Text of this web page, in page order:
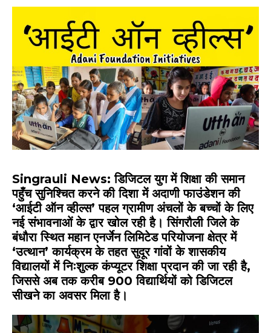
Singrauli News: डिजिटल युग में शिक्षा की समान
पहुँच सुनिश्चित करने की दिशा मेंअदाणी फाउंडेशनकी
‘आईटी ऑन व्हील्स’ पहल ग्रामीण अंचलों के बच्चों के लिए
नई संभावनाओं के द्वार खोल रही है।सिंगरौली जिलेके
बंधौरा स्थित महान एनर्जेन लिमिटेड परियोजना क्षेत्र में
‘उत्थान’ कार्यक्रम के तहत सुदूर गांवों के शासकीय
विद्यालयों में निःशुल्क कंप्यूटर शिक्षा प्रदान की जा रही है,
जिससे अब तक करीब 900 विद्यार्थियों को डिजिटल
सीखने का अवसर मिला है।